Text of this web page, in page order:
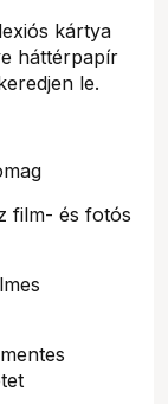
kártya
háttérpapír
le.
film- és fotós